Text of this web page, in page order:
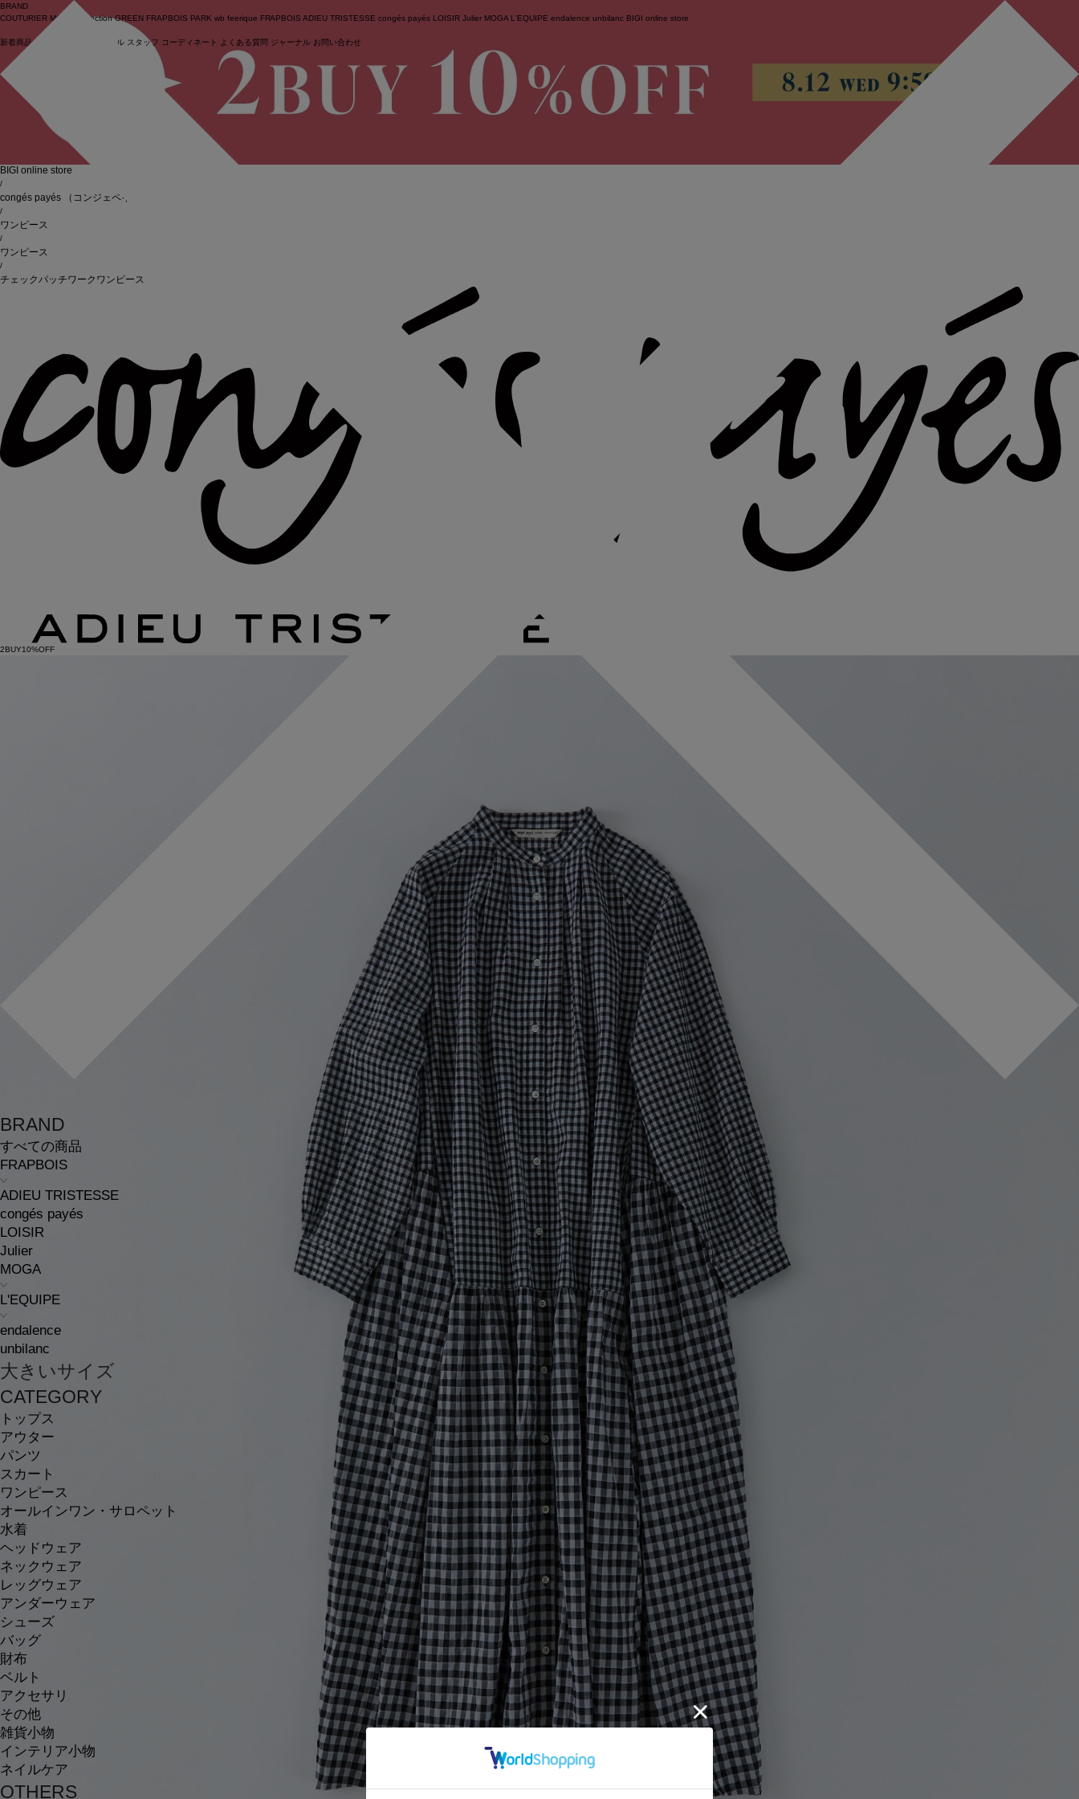
ログイン
BRAND
COUTURIER MOGA Collection GREEN FRAPBOIS PARK wb feerique FRAPBOIS ADIEU TRISTESSE congés payés LOISIR Julier MOGA L'EQUIPE endalence unbilanc BIGI online store
新着商品 (ライブ) セール スタッフ コーディネート よくある質問 ジャーナル お問い合わせ
BRAND
すべての商品
FRAPBOIS
ADIEU TRISTESSE
congés payés
LOISIR
Julier
MOGA
L'EQUIPE
endalence
unbilanc
大きいサイズ
CATEGORY
トップス
アウター
パンツ
スカート
ワンピース
オールインワン・サロペット
水着
ヘッドウェア
ネックウェア
レッグウェア
アンダーウェア
シューズ
バッグ
財布
ベルト
アクセサリ
その他
雑貨小物
インテリア小物
ネイルケア
OTHERS
BIGI online store
/
congés payés （コンジェペイエ）
/
ワンピース
/
ワンピース
/
チェックパッチワークワンピース
2BUY10%OFF